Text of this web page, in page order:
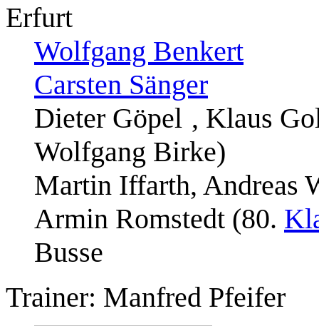
Erfurt
Wolfgang Benkert
Carsten Sänger
Dieter Göpel , Klaus
Wolfgang Birke)
Martin Iffarth, Andreas
Armin Romstedt (80.
Busse
Trainer: Manfred Pfeifer